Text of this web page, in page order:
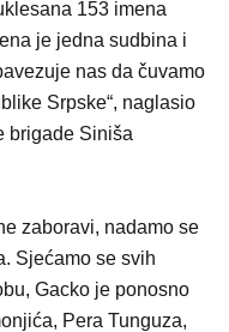
153 imena
je jedna sudbina i
nas da čuvamo
Srpske“, naglasio
brigade Siniša
zaboravi, nadamo se
Sjećamo se svih
Gacko je ponosno
Pera Tunguza,